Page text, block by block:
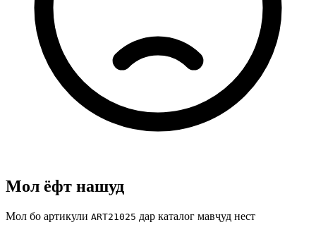
Мол ёфт нашуд
Мол бо артикули ART21025 дар каталог мавҷуд нест